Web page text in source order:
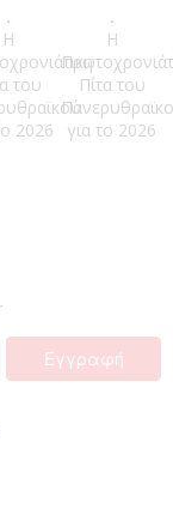
Η
του
2026
Η
Πίτα του
για το 2026